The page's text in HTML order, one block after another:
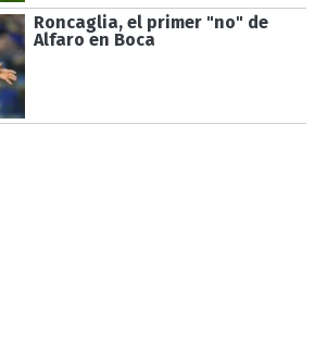
Roncaglia, el primer "no" de
Alfaro en Boca